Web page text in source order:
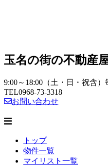
玉名の街の不動産
9:00～18:00（土・日・祝含
TEL0968-73-3318
お問い合わせ
トップ
物件一覧
マイリスト一覧